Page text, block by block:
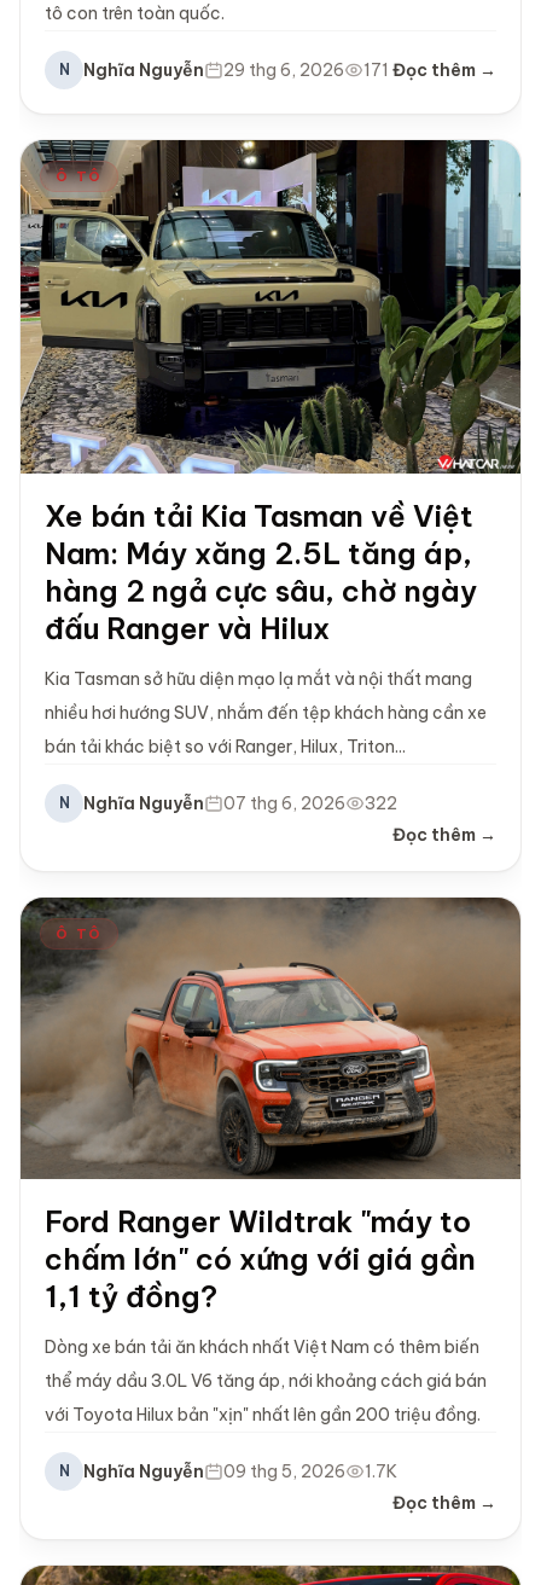
tô con trên toàn quốc.
N Nghĩa Nguyễn 29 thg 6, 2026 171 Đọc thêm →
Ô TÔ
Xe bán tải Kia Tasman về Việt
Nam: Máy xăng 2.5L tăng áp,
hàng 2 ngả cực sâu, chờ ngày
đấu Ranger và Hilux
Kia Tasman sở hữu diện mạo lạ mắt và nội thất mang
nhiều hơi hướng SUV, nhắm đến tệp khách hàng cần xe
bán tải khác biệt so với Ranger, Hilux, Triton...
N Nghĩa Nguyễn 07 thg 6, 2026
322
Đọc thêm →
Ô TÔ
Ford Ranger Wildtrak "máy to
chấm lớn" có xứng với giá gần
1,1 tỷ đồng?
Dòng xe bán tải ăn khách nhất Việt Nam có thêm biến
thể máy dầu 3.0L V6 tăng áp, nới khoảng cách giá bán
với Toyota Hilux bản "xịn" nhất lên gần 200 triệu đồng.
N Nghĩa Nguyễn 09 thg 5, 2026
1.7K
Đọc thêm →